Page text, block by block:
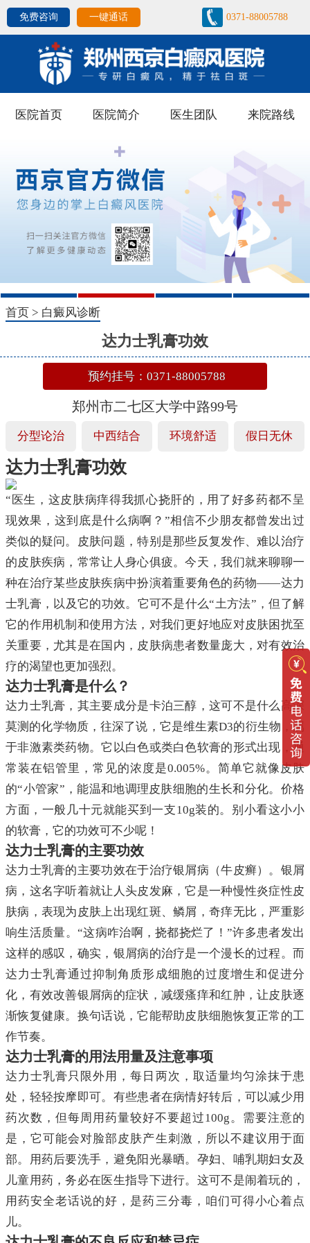
免费咨询 一键通话 0371-88005788
医院首页 医院简介 医生团队 来院路线
1 2 3 4
首页 > 白癜风诊断
达力士乳膏功效
预约挂号：0371-88005788
郑州市二七区大学中路99号
分型论治 中西结合 环境舒适 假日无休
达力士乳膏功效
“医生，这皮肤病痒得我抓心挠肝的，用了好多药都不呈
现效果，这到底是什么病啊？”相信不少朋友都曾发出过
类似的疑问。皮肤问题，特别是那些反复发作、难以治疗
的皮肤疾病，常常让人身心俱疲。今天，我们就来聊聊一
种在治疗某些皮肤疾病中扮演着重要角色的药物——达力
士乳膏，以及它的功效。它可不是什么“土方法”，但了解
它的作用机制和使用方法，对我们更好地应对皮肤困扰至
关重要，尤其是在国内，皮肤病患者数量庞大，对有效治
疗的渴望也更加强烈。
达力士乳膏是什么？
达力士乳膏，其主要成分是卡泊三醇，这可不是什么高深
莫测的化学物质，往深了说，它是维生素D3的衍生物，属
于非激素类药物。它以白色或类白色软膏的形式出现，通
常装在铝管里，常见的浓度是0.005%。简单它就像皮肤
的“小管家”，能温和地调理皮肤细胞的生长和分化。价格
方面，一般几十元就能买到一支10g装的。别小看这小小
的软膏，它的功效可不少呢！
达力士乳膏的主要功效
达力士乳膏的主要功效在于治疗银屑病（牛皮癣）。银屑
病，这名字听着就让人头皮发麻，它是一种慢性炎症性皮
肤病，表现为皮肤上出现红斑、鳞屑，奇痒无比，严重影
响生活质量。“这病咋治啊，挠都挠烂了！”许多患者发出
这样的感叹，确实，银屑病的治疗是一个漫长的过程。而
达力士乳膏通过抑制角质形成细胞的过度增生和促进分
化，有效改善银屑病的症状，减缓瘙痒和红肿，让皮肤逐
渐恢复健康。换句话说，它能帮助皮肤细胞恢复正常的工
作节奏。
达力士乳膏的用法用量及注意事项
达力士乳膏只限外用，每日两次，取适量均匀涂抹于患
处，轻轻按摩即可。有些患者在病情好转后，可以减少用
药次数，但每周用药量较好不要超过100g。需要注意的
是，它可能会对脸部皮肤产生刺激，所以不建议用于面
部。用药后要洗手，避免阳光暴晒。孕妇、哺乳期妇女及
儿童用药，务必在医生指导下进行。这可不是闹着玩的，
用药安全老话说的好，是药三分毒，咱们可得小心着点
儿。